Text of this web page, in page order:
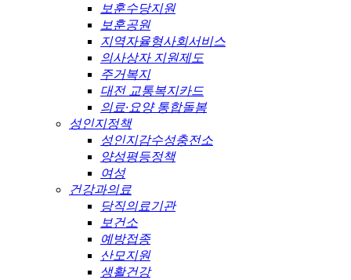
보훈수당지원
보훈공원
지역자율형사회서비스
의사상자 지원제도
주거복지
대전 교통복지카드
의료·요양 통합돌봄
성인지정책
성인지감수성충전소
양성평등정책
여성
건강과의료
당직의료기관
보건소
예방접종
산모지원
생활건강